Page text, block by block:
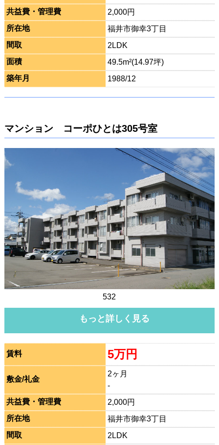
共益費・管理費
2,000円
所在地
福井市御幸3丁目
間取
2LDK
面積
49.5m²(14.97坪)
築年月
1988/12
マンション コーポひとは305号室
532
もっと詳しく見る
賃料 5万円
敷金/礼金
2ヶ月
-
共益費・管理費
2,000円
所在地
福井市御幸3丁目
間取
2LDK